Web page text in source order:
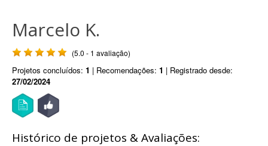
Marcelo K.
(5.0 - 1 avaliação)
Projetos concluídos: 1 | Recomendações: 1 | Registrado desde:
27/02/2024
Histórico de projetos & Avaliações: